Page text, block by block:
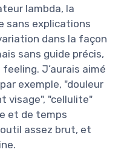
lambda, la
sans explications
dans la façon
sans guide précis,
J’aurais aimé
exemple, "douleur
visage", "cellulite"
et de temps
assez brut, et